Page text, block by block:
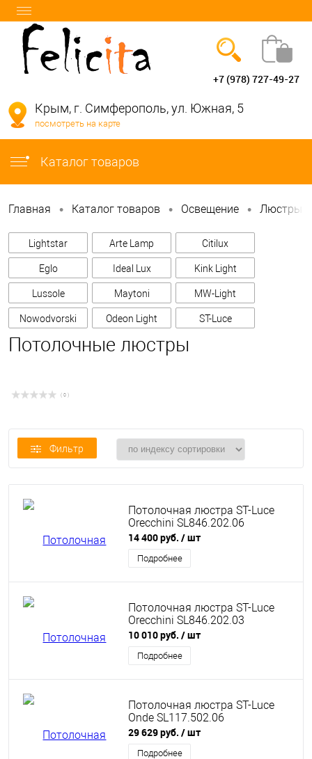
info@felicita-crimea.ru
+7 (978) 727-49-27
Крым, г. Симферополь, ул. Южная, 5
посмотреть на карте
Каталог товаров
Главная • Каталог товаров • Освещение • Люстры
Lightstar Arte Lamp Citilux
Eglo Ideal Lux Kink Light
Lussole Maytoni MW-Light
Nowodvorski Odeon Light ST-Luce
Потолочные люстры
( 0 )
Фильтр
Потолочная люстра ST-Luce
Orecchini SL846.202.06
14 400 руб. / шт
Подробнее
Потолочная люстра ST-Luce
Orecchini SL846.202.03
10 010 руб. / шт
Подробнее
Потолочная люстра ST-Luce
Onde SL117.502.06
29 629 руб. / шт
Подробнее